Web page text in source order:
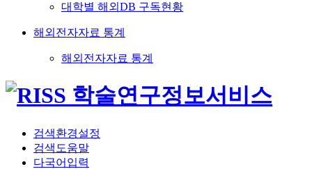
대학별 해외DB 구독현황
해외전자자료 통계
해외전자자료 통계
검색환경설정
검색도움말
다국어입력